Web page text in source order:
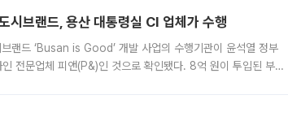
브랜드, 용산 대통령실 CI 업체가 수행
랜드 ‘Busan is Good’ 개발 사업의 수행기관이 윤석열 정부
전문업체 피앤(P&)인 것으로 확인됐다. 8억 원이 투입된 부산